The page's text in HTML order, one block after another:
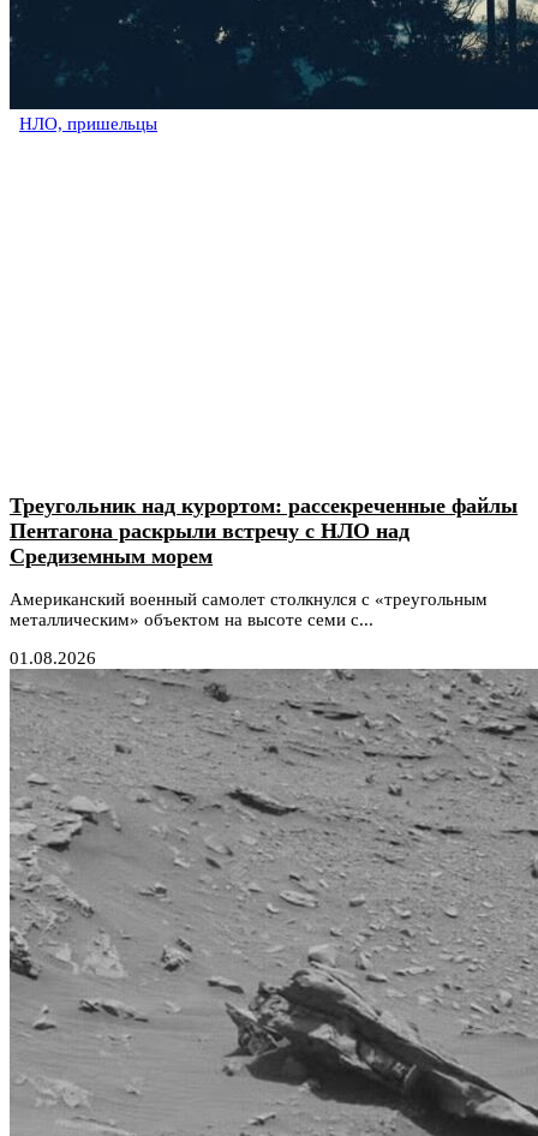
НЛО, пришельцы
Треугольник над курортом: рассекреченные файлы
Пентагона раскрыли встречу с НЛО над
Средиземным морем
Американский военный самолет столкнулся с «треугольным
металлическим» объектом на высоте семи с...
01.08.2026